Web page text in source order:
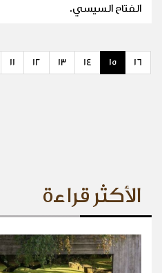
الفتاح السيسي.
11 12 13 14 15 16
الأكثر قراءة